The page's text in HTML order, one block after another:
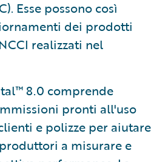
Esse possono così
dei prodotti
realizzati nel
8.0 comprende
pronti all'uso
e polizze per aiutare
a misurare e